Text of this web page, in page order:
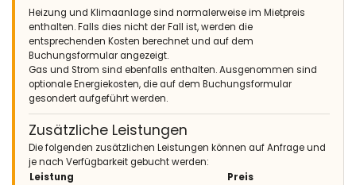
Familien mit älteren Kindern - Juli 2020 - Spanien :
(Originaltext)
Emplazamiento inmejorable, cerca de todo pero muy
tranquilo. Muy recomendable
(Übersetzt von Google)
Unschlagbare Lage, nah an allem, aber sehr ruhig. Sehr
empfehlenswert
Heizung und Klimaanlage sind normalerweise im Mietpreis
enthalten. Falls dies nicht der Fall ist, werden die
entsprechenden Kosten berechnet und auf dem
Buchungsformular angezeigt.
Gas und Strom sind ebenfalls enthalten. Ausgenommen sind
optionale Energiekosten, die auf dem Buchungsformular
gesondert aufgeführt werden.
Zusätzliche Leistungen
Die folgenden zusätzlichen Leistungen können auf Anfrage und
je nach Verfügbarkeit gebucht werden:
Leistung
Preis